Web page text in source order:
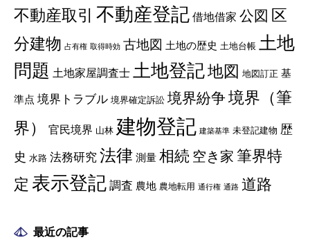
不動産取引 不動産登記借地借家 公図 区
分建物 占有権 取得時効 古地図 土地の歴史 土地台帳 土地
問題 土地家屋調査士土地登記地図 地図訂正 基
準点 境界トラブル 境界確定訴訟 境界紛争境界（筆
界）
官民境界 山林 建物登記 建築基準 未登記建物 歴
史 水路 法務研究法律 測量 相続空き家筆界特
定 表示登記調査 農地 農地転用 通行権 通路 道路
最近の記事